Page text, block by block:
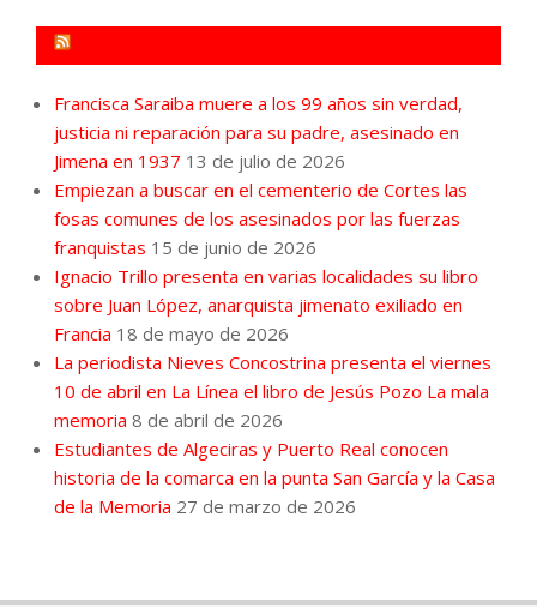
Francisca Saraiba muere a los 99 años sin verdad,
justicia ni reparación para su padre, asesinado en
Jimena en 1937 13 de julio de 2026
Empiezan a buscar en el cementerio de Cortes las
fosas comunes de los asesinados por las fuerzas
franquistas 15 de junio de 2026
Ignacio Trillo presenta en varias localidades su libro
sobre Juan López, anarquista jimenato exiliado en
Francia 18 de mayo de 2026
La periodista Nieves Concostrina presenta el viernes
10 de abril en La Línea el libro de Jesús Pozo La mala
memoria 8 de abril de 2026
Estudiantes de Algeciras y Puerto Real conocen
historia de la comarca en la punta San García y la Casa
de la Memoria 27 de marzo de 2026